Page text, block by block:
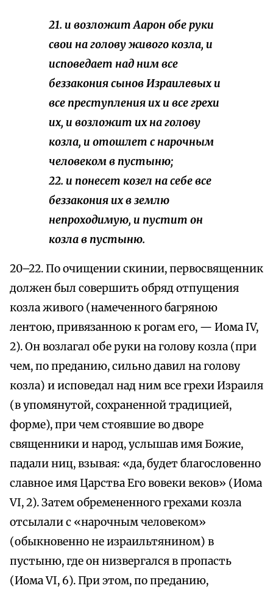
21. и возложит Аарон обе руки
свои на голову живого козла, и
исповедает над ним все
беззакония сынов Израилевых и
все преступления их и все грехи
их, и возложит их на голову
козла, и отошлет с нарочным
человеком в пустыню;
22. и понесет козел на себе все
беззакония их в землю
непроходимую, и пустит он
козла в пустыню.
20–22. По очищении скинии, первосвященник
должен был совершить обряд отпущения
козла живого (намеченного багряною
лентою, привязанною к рогам его, — Иома IV,
2). Он возлагал обе руки на голову козла (при
чем, по преданию, сильно давил на голову
козла) и исповедал над ним все грехи Израиля
(в упомянутой, сохраненной традицией,
форме), при чем стоявшие во дворе
священники и народ, услышав имя Божие,
падали ниц, взывая: «да, будет благословенно
славное имя Царства Его вовеки веков» (Иома
VI, 2). Затем обремененного грехами козла
отсылали с «нарочным человеком»
(обыкновенно не израильтянином) в
пустыню, где он низвергался в пропасть
(Иома VI, 6). При этом, по преданию,